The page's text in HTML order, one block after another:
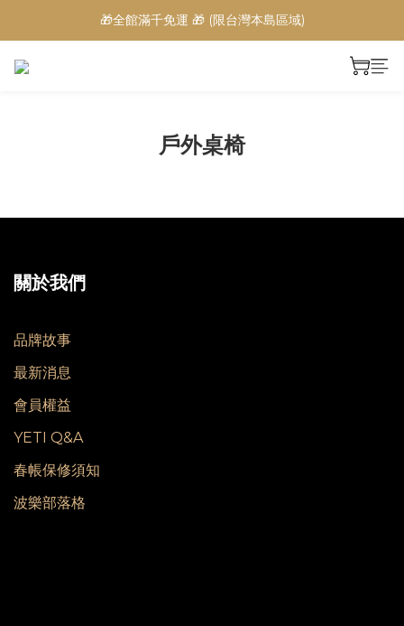
🎁全館滿千免運 🎁 (限台灣本島區域)
戶外桌椅
關於我們
品牌故事
最新消息
會員權益
YETI Q&A
春帳保修須知
波樂部落格